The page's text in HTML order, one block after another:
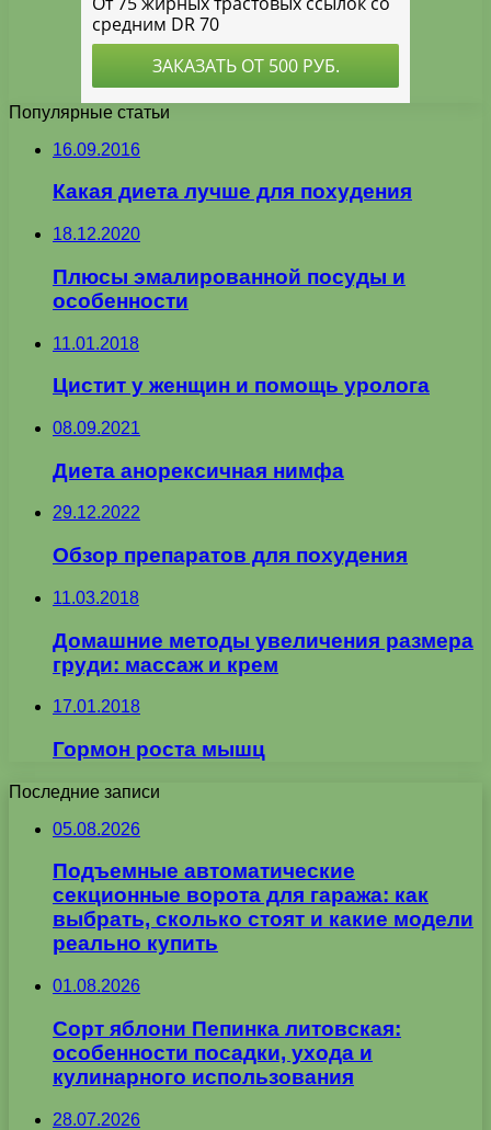
Популярные статьи
16.09.2016
Какая диета лучше для похудения
18.12.2020
Плюсы эмалированной посуды и
особенности
11.01.2018
Цистит у женщин и помощь уролога
08.09.2021
Диета анорексичная нимфа
29.12.2022
Обзор препаратов для похудения
11.03.2018
Домашние методы увеличения размера
груди: массаж и крем
17.01.2018
Гормон роста мышц
Последние записи
05.08.2026
Подъемные автоматические
секционные ворота для гаража: как
выбрать, сколько стоят и какие модели
реально купить
01.08.2026
Сорт яблони Пепинка литовская:
особенности посадки, ухода и
кулинарного использования
28.07.2026